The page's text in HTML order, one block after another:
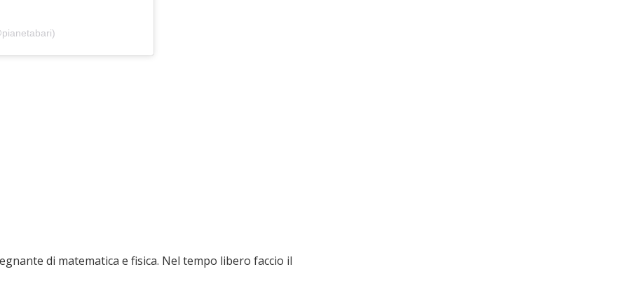
di matematica e fisica. Nel tempo libero faccio il